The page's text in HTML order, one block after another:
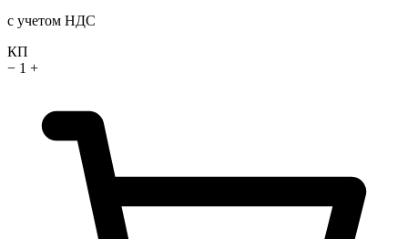
с учетом НДС
КП
− 1 +